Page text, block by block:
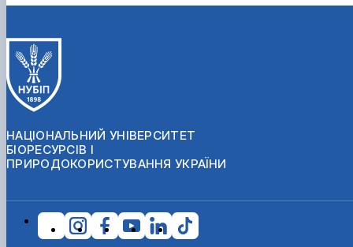
НАЦІОНАЛЬНИЙ УНІВЕРСИТЕТ
БІОРЕСУРСІВ І
ПРИРОДОКОРИСТУВАННЯ УКРАЇНИ